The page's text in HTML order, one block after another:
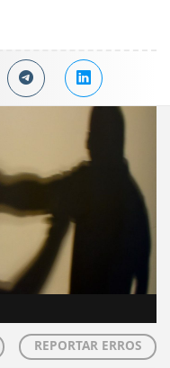
REPORTAR ERROS